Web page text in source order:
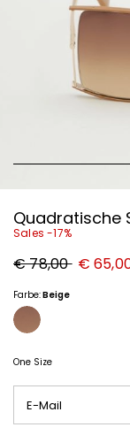
Quadratische
Sales -17%
Ursprünglicher
Preis
78,00
€ 78,00 Neuer
Preis
€
Farbe:Beige
One Size
E-Mail